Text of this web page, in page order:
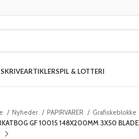
SKRIVEARTIKLERSPIL & LOTTERI
Nyheder PAPIRVARER
Grafiskeblokke
GF 10015 148X200MM 3X50 BLADE